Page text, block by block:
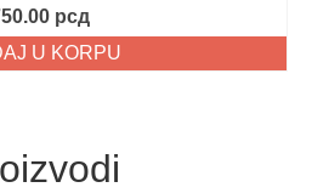
Ocenjeno
sa5.00od
5
рсд
U KORPU